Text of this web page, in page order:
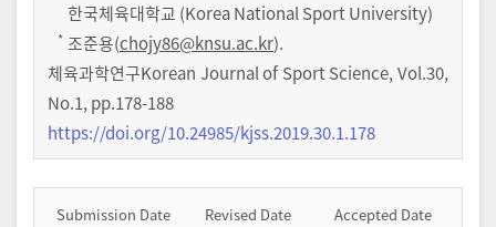
한국체육대학교 (Korea National Sport University)
* 조준용(chojy86@knsu.ac.kr).
체육과학연구Korean Journal of Sport Science,Vol.30,
No.1,pp.178-188
https://doi.org/10.24985/kjss.2019.30.1.178
Submission Date
Revised Date
Accepted Date